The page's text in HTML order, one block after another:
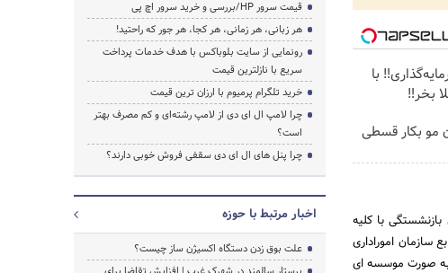
با
مو بکار قسطی
ماده 70 قانون مزبور اداره کل بازنشستگی با کلیه
سازمان اموراداری
صندوق بازنشستگی کشوری به صورت موسسه ای
قیمت سرور HP/بررسی و خرید سرور اچ پی
هر زبانی، هر زمانی، هر کجا، هر جور که راحتید!
رونمایی از سایت بلوباکس با هدف خدمات پرداخت
سریع با نازلترین قیمت
خرید تلگرام پرمیوم با ارزان ترین قیمت
چرا لامپ ال ای دی از لامپ رشته‌ای و کم مصرف بهتر
است؟
چرا پنل های ال ای دی سقفی فروش خوبی دارند؟
اخبار مرتبط با حوزه
علت بوق زدن دستگاه اکسیژن ساز چیست؟